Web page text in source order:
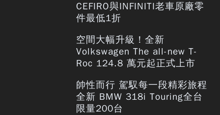
CEFIRO與INFINITI老車原廠零
件最低1折
空間大幅升級！全新
Volkswagen The all-new T-
Roc 124.8 萬元起正式上市
帥性而行 駕馭每一段精彩旅程
全新 BMW 318i Touring全台
限量200台